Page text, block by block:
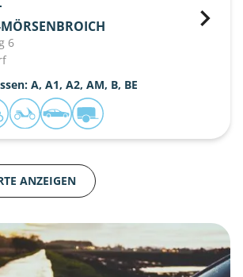
6
A, A1, A2, AM, B, BE
ANZEIGEN